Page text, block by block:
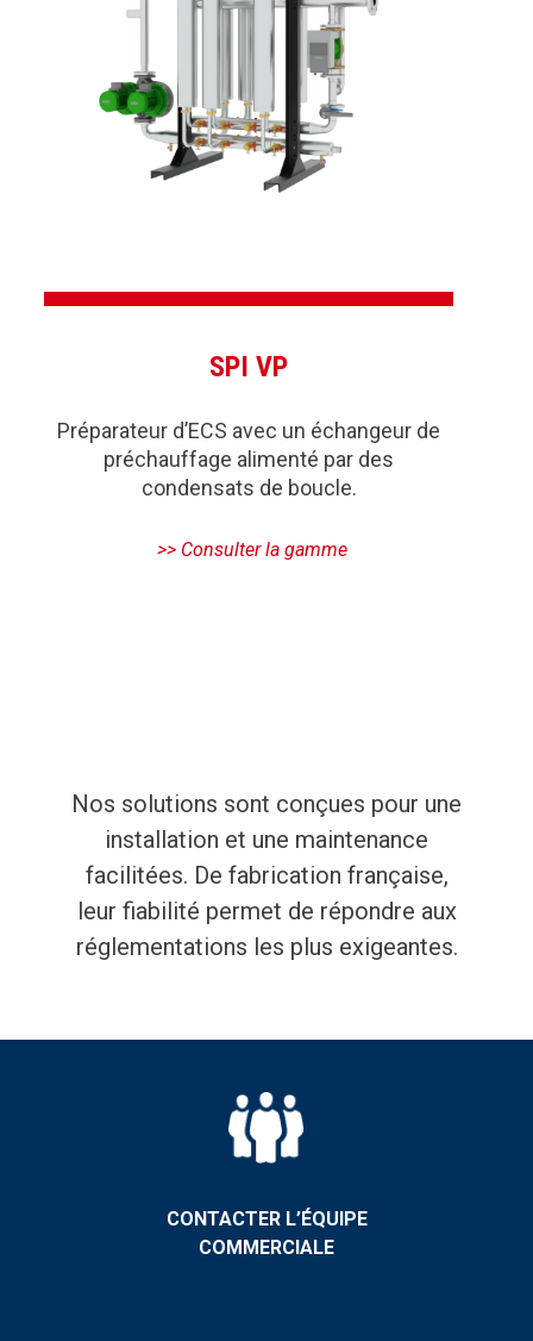
SPI VP
Préparateur d’ECS avec un échangeur de
préchauffage alimenté par des
condensats de boucle.
Nos solutions sont conçues pour une
installation et une maintenance
facilitées. De fabrication française,
leur fiabilité permet de répondre aux
réglementations les plus exigeantes.
CONTACTER L’ÉQUIPE
COMMERCIALE